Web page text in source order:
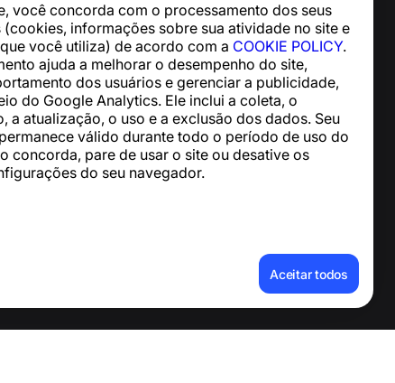
você concorda com o processamento dos seus
informações sobre sua atividade no site e
você utiliza) de acordo com a COOKIE POLICY.
ajuda a melhorar o desempenho do site,
dos usuários e gerenciar a publicidade,
do Google Analytics. Ele inclui a coleta, o
a atualização, o uso e a exclusão dos dados. Seu
válido durante todo o período de uso do
concorda, pare de usar o site ou desative os
do seu navegador.
Aceitar todos
Notícias e Artigos
Sobre o projeto
Contatos